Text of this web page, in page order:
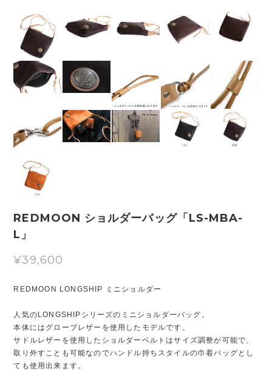
REDMOON ショルダーバッグ「LS-MBA-
L」
¥39,600
REDMOON LONGSHIP ミニショルダー
人気のLONGSHIPシリーズのミニショルダーバッグ。
本体にはグローブレザーを使用したモデルです。
サドルレザーを使用したショルダーベルトはサイズ調整が可能で、
取り外すことも可能なのでハンドル持ちスタイルの巾着バッグとし
ても使用出来ます。